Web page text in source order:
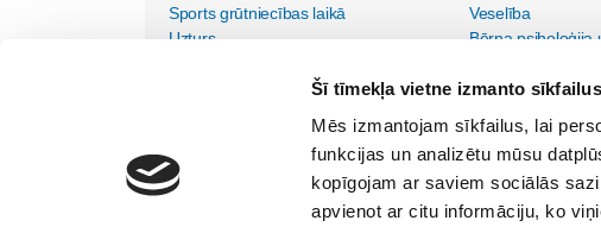
Šī tīmekļa vietne izmanto sīkfailus
Mēs izmantojam sīkfailus, lai
funkcijas un analizētu mūsu
kopīgojam ar saviem sociālās
apvienot ar citu informāciju, ko
Sports grūtniecības laikā
Uzturs
Veselība
Bērna psiholoģija
SIA "Lietišķās kreativitātes grupa"